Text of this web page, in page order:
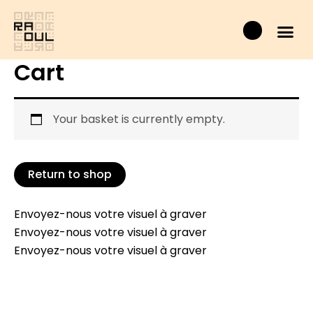
Skip
content
Basket
Cart
Your basket is currently empty.
Return to shop
Envoyez-nous votre visuel à graver
Envoyez-nous votre visuel à graver
Envoyez-nous votre visuel à graver